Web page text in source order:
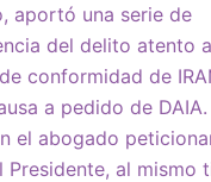
aportó una serie de
del delito atento
conformidad de
a pedido de DAIA.
el abogado
Presidente, al mismo